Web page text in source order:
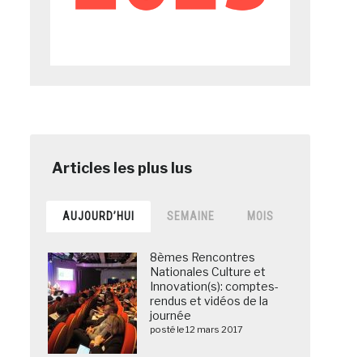
AUJOURD’HUI SEMAINE MOIS
8èmes Rencontres
Nationales Culture et
Innovation(s): comptes-
rendus et vidéos de la
journée
posté le 12 mars 2017